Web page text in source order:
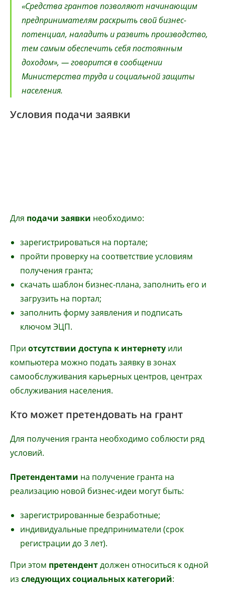
«Средства грантов позволяют начинающим
предпринимателям раскрыть свой бизнес-
потенциал, наладить и развить производство,
тем самым обеспечить себя постоянным
доходом», — говорится в сообщении
Министерства труда и социальной защиты
населения.
Условия подачи заявки
Для подачи заявки необходимо:
зарегистрироваться на портале;
пройти проверку на соответствие условиям
получения гранта;
скачать шаблон бизнес-плана, заполнить его и
загрузить на портал;
заполнить форму заявления и подписать
ключом ЭЦП.
При отсутствии доступа к интернету или
компьютера можно подать заявку в зонах
самообслуживания карьерных центров, центрах
обслуживания населения.
Кто может претендовать на грант
Для получения гранта необходимо соблюсти ряд
условий.
Претендентами на получение гранта на
реализацию новой бизнес-идеи могут быть:
зарегистрированные безработные;
индивидуальные предприниматели (срок
регистрации до 3 лет).
При этом претендентдолжен относиться к одной
из следующих социальных категорий: